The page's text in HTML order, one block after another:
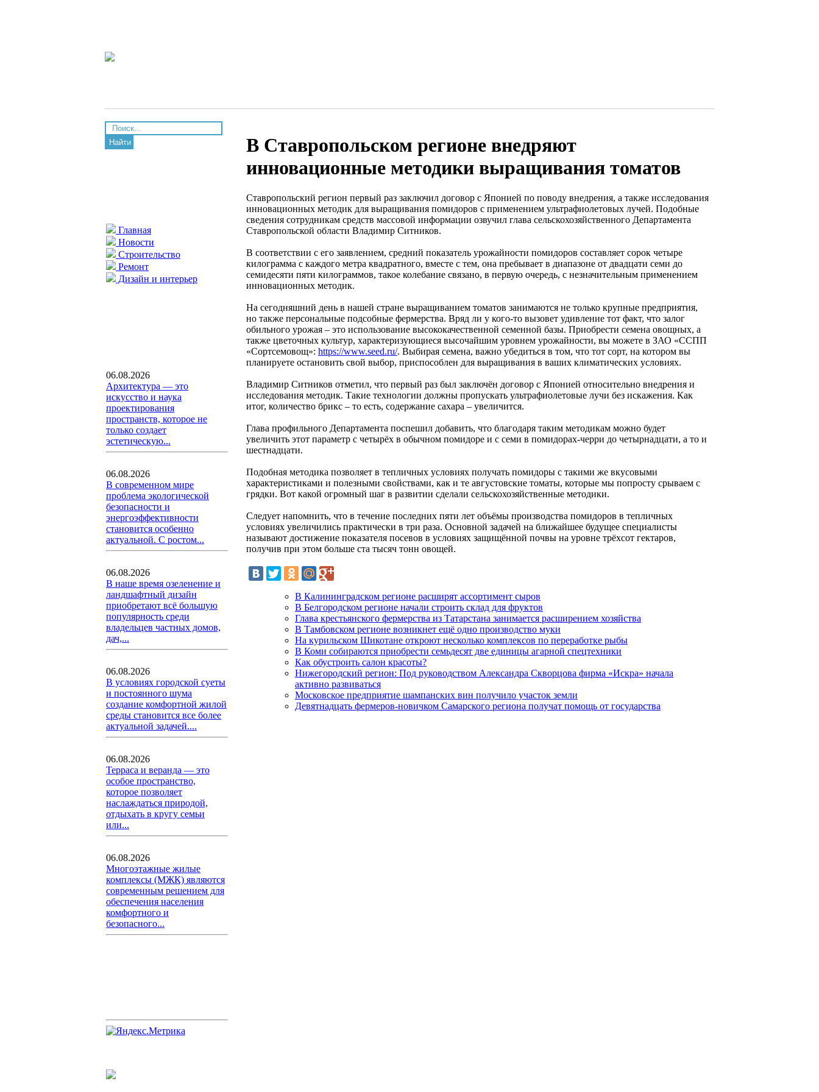
Найти
Главная
Новости
Строительство
Ремонт
Дизайн и интерьер
06.08.2026
Архитектура — это
искусство и наука
проектирования
пространств, которое не
только создает
эстетическую...
06.08.2026
В современном мире
проблема экологической
безопасности и
энергоэффективности
становится особенно
актуальной. С ростом...
06.08.2026
В наше время озеленение и
ландшафтный дизайн
приобретают всё большую
популярность среди
владельцев частных домов,
дач,...
06.08.2026
В условиях городской суеты
и постоянного шума
создание комфортной жилой
среды становится все более
актуальной задачей....
06.08.2026
Терраса и веранда — это
особое пространство,
которое позволяет
наслаждаться природой,
отдыхать в кругу семьи
или...
06.08.2026
Многоэтажные жилые
комплексы (МЖК) являются
современным решением для
обеспечения населения
комфортного и
безопасного...
В Ставропольском регионе внедряют
инновационные методики выращивания томатов
Ставропольский регион первый раз заключил договор с Японией по поводу внедрения, а также исследования
инновационных методик для выращивания помидоров с применением ультрафиолетовых лучей. Подобные
сведения сотрудникам средств массовой информации озвучил глава сельскохозяйственного Департамента
Ставропольской области Владимир Ситников.
В соответствии с его заявлением, средний показатель урожайности помидоров составляет сорок четыре
килограмма с каждого метра квадратного, вместе с тем, она пребывает в диапазоне от двадцати семи до
семидесяти пяти килограммов, такое колебание связано, в первую очередь, с незначительным применением
инновационных методик.
На сегодняшний день в нашей стране выращиванием томатов занимаются не только крупные предприятия,
но также персональные подсобные фермерства. Вряд ли у кого-то вызовет удивление тот факт, что залог
обильного урожая – это использование высококачественной семенной базы. Приобрести семена овощных, а
также цветочных культур, характеризующиеся высочайшим уровнем урожайности, вы можете в ЗАО «ССПП
«Сортсемовощ»: https://www.seed.ru/. Выбирая семена, важно убедиться в том, что тот сорт, на котором вы
планируете остановить свой выбор, приспособлен для выращивания в ваших климатических условиях.
Владимир Ситников отметил, что первый раз был заключён договор с Японией относительно внедрения и
исследования методик. Такие технологии должны пропускать ультрафиолетовые лучи без искажения. Как
итог, количество брикс – то есть, содержание сахара – увеличится.
Глава профильного Департамента поспешил добавить, что благодаря таким методикам можно будет
увеличить этот параметр с четырёх в обычном помидоре и с семи в помидорах-черри до четырнадцати, а то и
шестнадцати.
Подобная методика позволяет в тепличных условиях получать помидоры с такими же вкусовыми
характеристиками и полезными свойствами, как и те августовские томаты, которые мы попросту срываем с
грядки. Вот какой огромный шаг в развитии сделали сельскохозяйственные методики.
Следует напомнить, что в течение последних пяти лет объёмы производства помидоров в тепличных
условиях увеличились практически в три раза. Основной задачей на ближайшее будущее специалисты
называют достижение показателя посевов в условиях защищённой почвы на уровне трёхсот гектаров,
получив при этом больше ста тысяч тонн овощей.
В Калининградском регионе расширят ассортимент сыров
В Белгородском регионе начали строить склад для фруктов
Глава крестьянского фермерства из Татарстана занимается расширением хозяйства
В Тамбовском регионе возникнет ещё одно производство муки
На курильском Шикотане откроют несколько комплексов по переработке рыбы
В Коми собираются приобрести семьдесят две единицы агарной спецтехники
Как обустроить салон красоты?
Нижегородский регион: Под руководством Александра Скворцова фирма «Искра» начала
активно развиваться
Московское предприятие шампанских вин получило участок земли
Девятнадцать фермеров-новичком Самарского региона получат помощь от государства